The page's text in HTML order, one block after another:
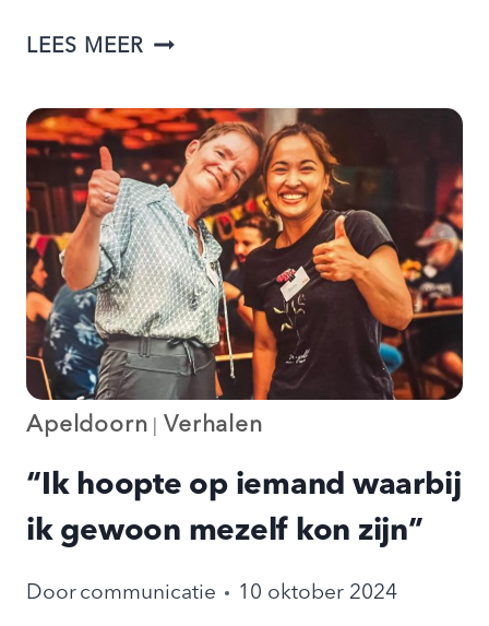
LEES MEERUIT
COMFORTZONE
Apeldoorn Verhalen
“Ik hoopte op iemand waarbij
ik gewoon mezelf kon zijn”
Door communicatie 10 oktober 2024